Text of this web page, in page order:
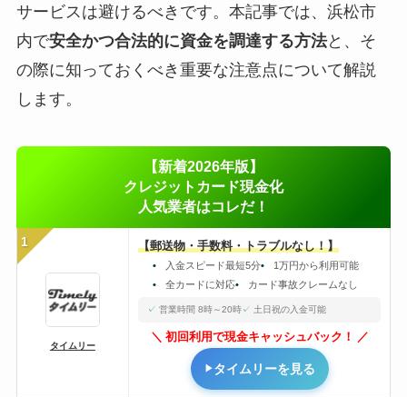
サービスは避けるべきです。本記事では、浜松市
内で安全かつ合法的に資金を調達する方法と、そ
の際に知っておくべき重要な注意点について解説
します。
【新着2026年版】
クレジットカード現金化
人気業者はコレだ！
1
タイムリー
【郵送物・手数料・トラブルなし！】
入金スピード最短5分
1万円から利用可能
全カードに対応
カード事故クレームなし
営業時間 8時～20時 土日祝の入金可能
初回利用で現金キャッシュバック！
タイムリーを見る